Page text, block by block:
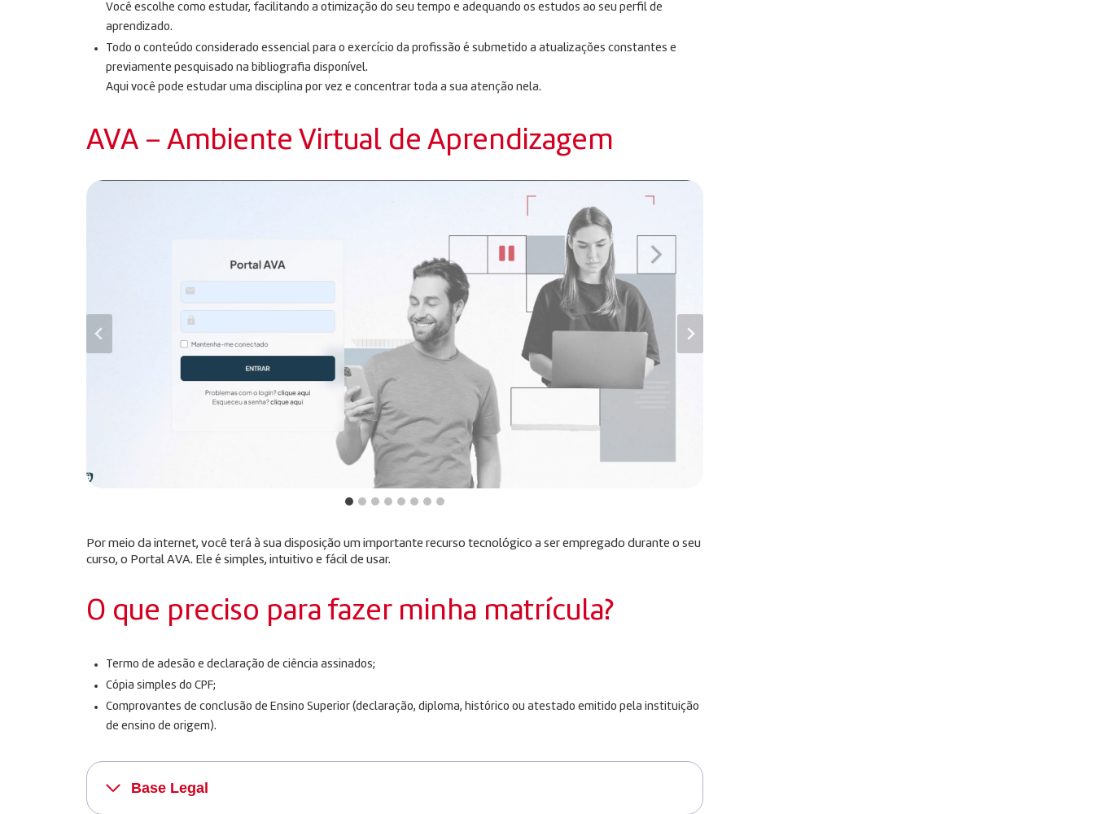
Você escolhe como estudar, facilitando a otimização do seu tempo e adequando os estudos ao seu perfil de
aprendizado.
Todo o conteúdo considerado essencial para o exercício da profissão é submetido a atualizações constantes e
previamente pesquisado na bibliografia disponível.
Aqui você pode estudar uma disciplina por vez e concentrar toda a sua atenção nela.
AVA – Ambiente Virtual de Aprendizagem
Por meio da internet, você terá à sua disposição um importante recurso tecnológico a ser empregado durante o seu
curso, o Portal AVA. Ele é simples, intuitivo e fácil de usar.
O que preciso para fazer minha matrícula?
Termo de adesão e declaração de ciência assinados;
Cópia simples do CPF;
Comprovantes de conclusão de Ensino Superior (declaração, diploma, histórico ou atestado emitido pela instituição
de ensino de origem).
Base Legal